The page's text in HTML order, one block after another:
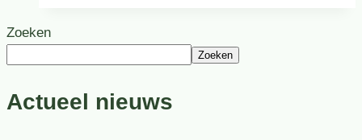
Zoeken
Zoeken
Actueel nieuws